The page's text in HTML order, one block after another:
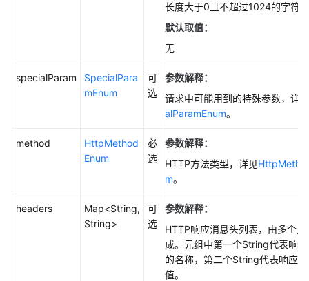
长度大于0且不超过1024的字符
默认取值：
无
specialParam
SpecialPara
mEnum
可
选
参数解释：
请求中可能用到的特殊参数，详见
alParamEnum。
method
HttpMethod
Enum
必
选
参数解释：
HTTP方法类型，详见
m。
headers
Map<String,
String>
可
选
参数解释：
HTTP响应消息头列表，由多个元
成。元组中第一个String代表响
的名称，第二个String代表响应
值。